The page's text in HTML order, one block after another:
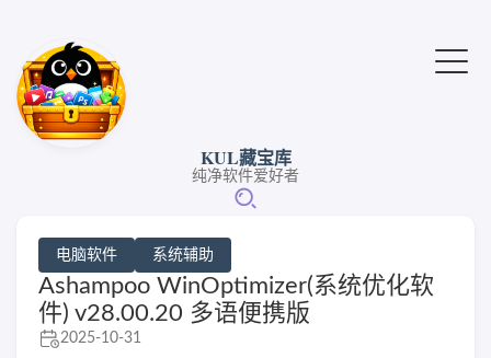
KUL藏宝库
纯净软件爱好者
电脑软件 系统辅助
Ashampoo WinOptimizer(系统优化软
件) v28.00.20 多语便携版
2025-10-31